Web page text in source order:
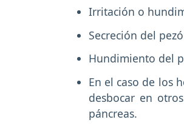
Irritación o
Secreción del
Hundimiento del
En el caso de los
desbocar en
páncreas.